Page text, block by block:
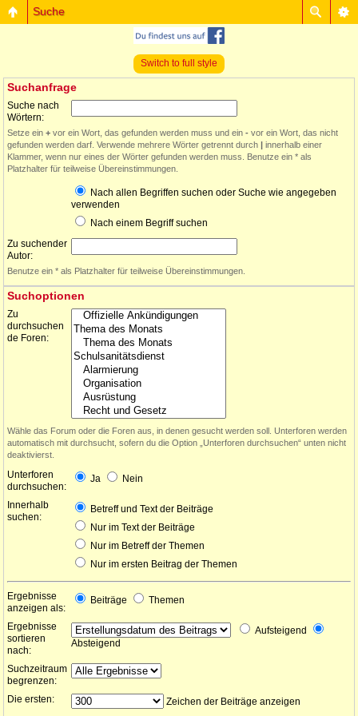
Suche
Switch to full style
Suchanfrage
Suche nach
Wörtern:
Setze ein + vor ein Wort, das gefunden werden muss und ein - vor ein Wort, das nicht
gefunden werden darf. Verwende mehrere Wörter getrennt durch | innerhalb einer
Klammer, wenn nur eines der Wörter gefunden werden muss. Benutze ein * als
Platzhalter für teilweise Übereinstimmungen.
Nach allen Begriffen suchen oder Suche wie angegeben
verwenden
Nach einem Begriff suchen
Zu suchender
Autor:
Benutze ein * als Platzhalter für teilweise Übereinstimmungen.
Suchoptionen
Zu
durchsuchen
de Foren:
Wähle das Forum oder die Foren aus, in denen gesucht werden soll. Unterforen werden
automatisch mit durchsucht, sofern du die Option „Unterforen durchsuchen“ unten nicht
deaktivierst.
Unterforen
durchsuchen:
Ja Nein
Innerhalb
suchen:
Betreff und Text der Beiträge
Nur im Text der Beiträge
Nur im Betreff der Themen
Nur im ersten Beitrag der Themen
Ergebnisse
anzeigen als:
Beiträge Themen
Ergebnisse
sortieren
nach:
Aufsteigend
Absteigend
Suchzeitraum
begrenzen:
Die ersten:
Zeichen der Beiträge anzeigen